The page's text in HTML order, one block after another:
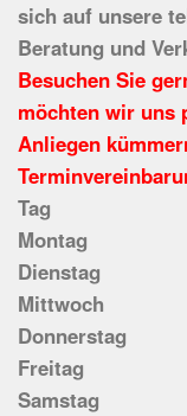
sich auf unsere
Beratung und
Besuchen Sie
möchten wir uns
Anliegen
Tag
Montag
Dienstag
Mittwoch
Donnerstag
Freitag
Samstag